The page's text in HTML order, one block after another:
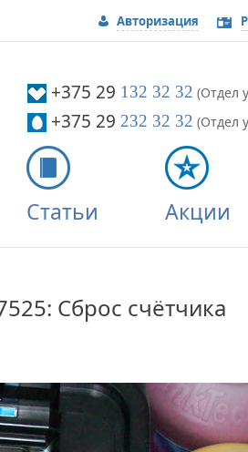
Авторизация
+375 29 132 32 32 (Отдел
+375 29 232 32 32 (Отдел
Статьи Акции
Сброс счётчика